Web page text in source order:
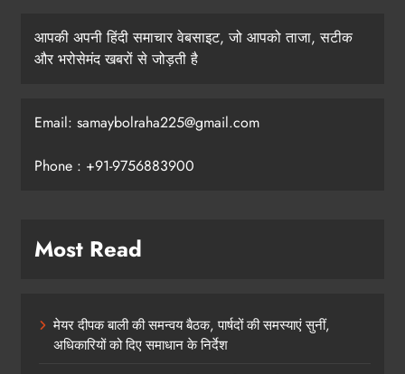
आपकी अपनी हिंदी समाचार वेबसाइट, जो आपको ताजा, सटीक
और भरोसेमंद खबरों से जोड़ती है
Email: samaybolraha225@gmail.com
Phone : +91-9756883900
Most Read
मेयर दीपक बाली की समन्वय बैठक, पार्षदों की समस्याएं सुनीं,
अधिकारियों को दिए समाधान के निर्देश